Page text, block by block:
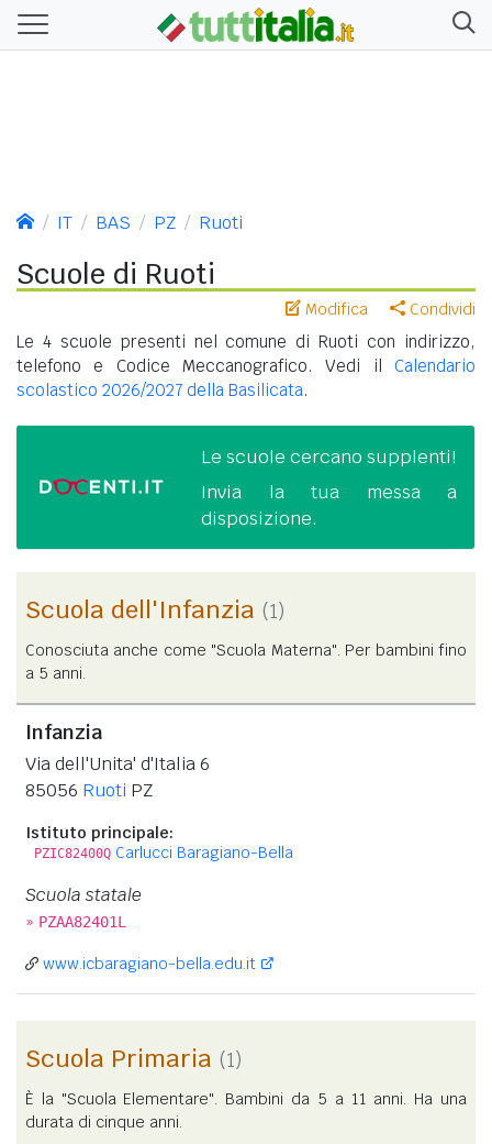
IT BAS PZ Ruoti
Scuole di Ruoti
Modifica Condividi
Le 4 scuole presenti nel comune di Ruoti con indirizzo,
telefono e Codice Meccanografico. Vedi il Calendario
scolastico 2026/2027 della Basilicata.
Le scuole cercano supplenti!
Invia la tua messa a
disposizione.
Scuola dell'Infanzia (1)
Conosciuta anche come "Scuola Materna". Per bambini fino
a 5 anni.
Infanzia
Via dell'Unita' d'Italia 6
85056 Ruoti PZ
Istituto principale:
PZIC82400Q Carlucci Baragiano-Bella
Scuola statale
» PZAA82401L
www.icbaragiano-bella.edu.it
Scuola Primaria (1)
È la "Scuola Elementare". Bambini da 5 a 11 anni. Ha una
durata di cinque anni.